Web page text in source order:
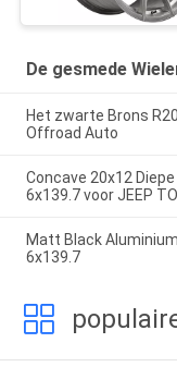
De gesmede
Het zwarte Brons
Offroad Auto
Concave 20x12
6x139.7 voor JEEP
Matt Black
6x139.7